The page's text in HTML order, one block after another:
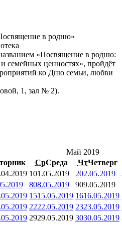
«Посвящение в родню:
семейных ценностях», пройдёт
ко Дню семьи, любви
1, зал № 2).
Май 2019
СрСреда ЧтЧетверг
101.05.2019 202.05.2019
808.05.2019 909.05.2019
1515.05.2019 1616.05.2019
2222.05.2019 2323.05.2019
2929.05.2019 3030.05.2019